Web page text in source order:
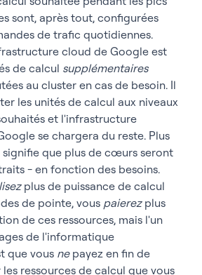
sont, après tout, configurées
de trafic quotidiennes.
cloud de Google est
de calcul supplémentaires
au cluster en cas de besoin. Il
les unités de calcul aux niveaux
et l'infrastructure
se chargera du reste. Plus
que plus de cœurs seront
- en fonction des besoins.
plus de puissance de calcul
de pointe, vous paierezplus
de ces ressources, mais l'un
de l'informatique
que vous nepayez en fin de
ressources de calcul que vous